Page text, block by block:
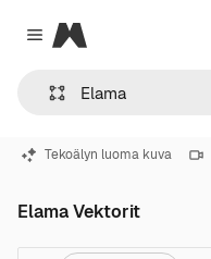
Close menu
Magnific
Tekoälyn luoma kuva
Elama Vektorit